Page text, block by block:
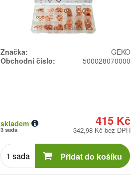
Značka:
GEKO
Obchodní číslo:
500028070000
415 Kč
skladem
3 sada 342,98 Kč bez DPH
Počet
kusů Přidat do košíku